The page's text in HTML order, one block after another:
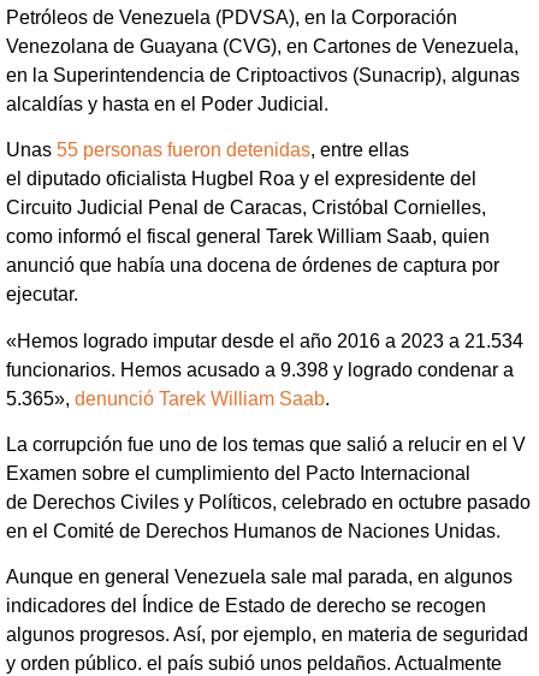
Petróleos de Venezuela (PDVSA), en la Corporación
Venezolana de Guayana (CVG), en Cartones de Venezuela,
en la Superintendencia de Criptoactivos (Sunacrip), algunas
alcaldías y hasta en el Poder Judicial.
Unas 55 personas fueron detenidas, entre ellas
el diputado oficialista Hugbel Roa y el expresidente del
Circuito Judicial Penal de Caracas, Cristóbal Cornielles,
como informó el fiscal general Tarek William Saab, quien
anunció que había una docena de órdenes de captura por
ejecutar.
«Hemos logrado imputar desde el año 2016 a 2023 a 21.534
funcionarios. Hemos acusado a 9.398 y logrado condenar a
5.365», denunció Tarek William Saab.
La corrupción fue uno de los temas que salió a relucir en el V
Examen sobre el cumplimiento del Pacto Internacional
de Derechos Civiles y Políticos, celebrado en octubre pasado
en el Comité de Derechos Humanos de Naciones Unidas.
Aunque en general Venezuela sale mal parada, en algunos
indicadores del Índice de Estado de derecho se recogen
algunos progresos. Así, por ejemplo, en materia de seguridad
y orden público. el país subió unos peldaños. Actualmente